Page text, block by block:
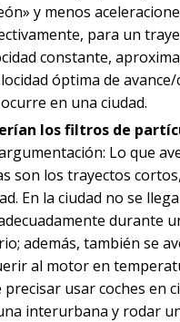
y menos
para un
constante,
óptima de
en una ciudad.
los filtros de
Lo que
son los trayectos
En la ciudad no se
durante
además, también se
al motor en
precisar usar coches en
interurbana y rodar